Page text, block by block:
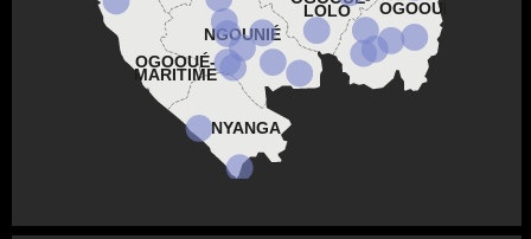
NYANGA
OGOOUÉ-
MARITIME
NGOUNIÉ
LOLO OGOOUÉ